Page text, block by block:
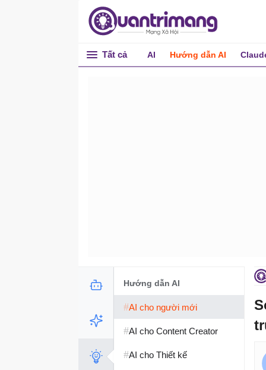
Tất cả AI Hướng dẫn AI
Hướng dẫn AI
#AI cho người mới
#AI cho Content Creator
#AI cho Thiết kế